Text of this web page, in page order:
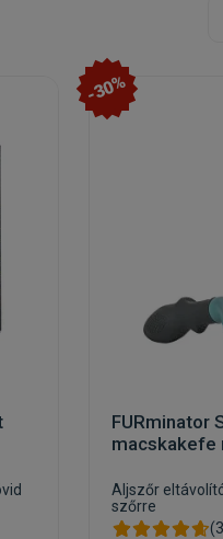
-30%
FURminator
macskakefe
Aljszőr
szőrre